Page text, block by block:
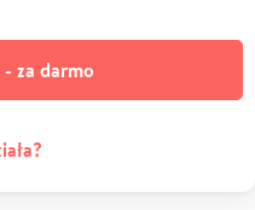
za darmo